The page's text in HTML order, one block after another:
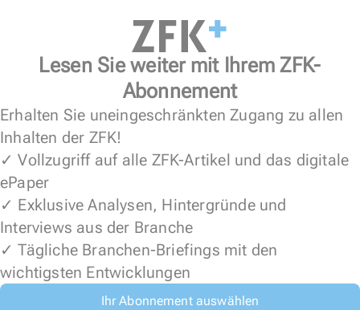
Lesen Sie weiter mit Ihrem ZFK-
Abonnement
Erhalten Sie uneingeschränkten Zugang zu allen
Inhalten der ZFK!
✓ Vollzugriff auf alle ZFK-Artikel und das digitale
ePaper
✓ Exklusive Analysen, Hintergründe und
Interviews aus der Branche
✓ Tägliche Branchen-Briefings mit den
wichtigsten Entwicklungen
Ihr Abonnement auswählen